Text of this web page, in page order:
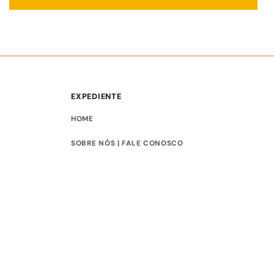
EXPEDIENTE
HOME
SOBRE NÓS | FALE CONOSCO